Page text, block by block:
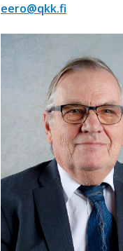
eero@qkk.fi